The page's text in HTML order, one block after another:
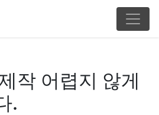
작 어렵지 않게
.